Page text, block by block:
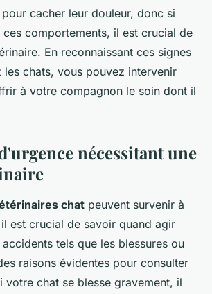
cacher leur douleur, donc si
comportements, il est crucial de
En reconnaissant ces signes
les chats, vous pouvez intervenir
à votre compagnon le soin dont il
nécessitant une
chat peuvent survenir à
est crucial de savoir quand agir
tels que les blessures ou
raisons évidentes pour consulter
votre chat se blesse gravement, il